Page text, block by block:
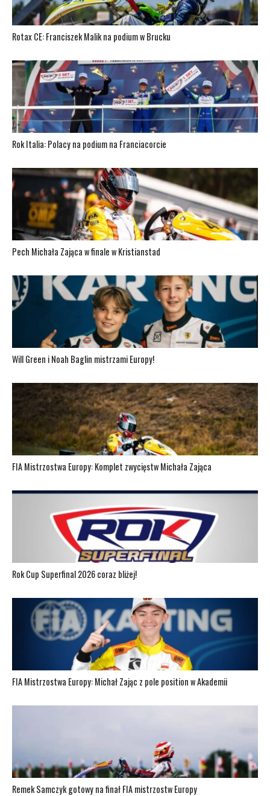
Rotax CE: Franciszek Malik na podium w Brucku
Rok Italia: Polacy na podium na Franciacorcie
Pech Michała Zająca w finale w Kristianstad
Will Green i Noah Baglin mistrzami Europy!
FIA Mistrzostwa Europy: Komplet zwycięstw Michała Zająca
Rok Cup Superfinal 2026 coraz bliżej!
FIA Mistrzostwa Europy: Michał Zając z pole position w Akademii
Remek Samczyk gotowy na finał FIA mistrzostw Europy